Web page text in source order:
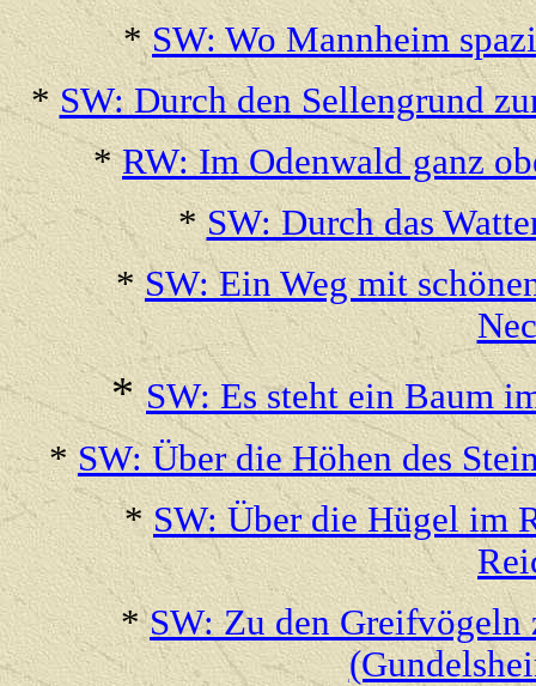
*SW: Wo Mannheim
* SW: Durch den Sellengrund
*RW: Im Odenwald ganz
*SW: Durch das
*SW: Ein Weg mit
*SW: Es steht ein Baum
*SW: Über die Höhen des
*SW: Über die Hügel im
*SW: Zu den Greifvögeln